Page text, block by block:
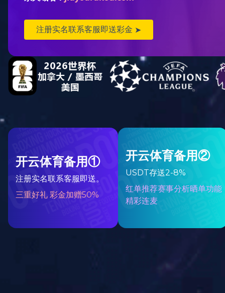
公司简介
飞宇大
资质荣誉